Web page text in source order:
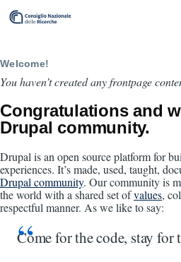
Skip to main content
Welcome!
You haven’t created any frontpage
Congratulations and
Drupal community.
Drupal is an open source platform for
experiences. It’s made, used, taught,
Drupal community. Our community is
the world with a shared set ofvalues,
respectful manner. As we like to say:
Come for the code, stay for